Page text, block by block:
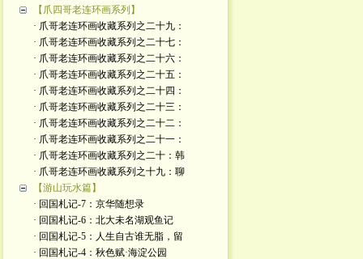
【爪四哥老连环画系列】
· 爪哥老连环画收藏系列之二十九：
· 爪哥老连环画收藏系列之二十七：
· 爪哥老连环画收藏系列之二十六：
· 爪哥老连环画收藏系列之二十五：
· 爪哥老连环画收藏系列之二十四：
· 爪哥老连环画收藏系列之二十三：
· 爪哥老连环画收藏系列之二十二：
· 爪哥老连环画收藏系列之二十一：
· 爪哥老连环画收藏系列之二十：韩
· 爪哥老连环画收藏系列之十九：聊
【游山玩水篇】
· 回国札记-7：京华随想录
· 回国札记-6：北大未名湖观鱼记
· 回国札记-5：人生自古谁无脂，留
· 回国札记-4：秋色赋·海淀公园